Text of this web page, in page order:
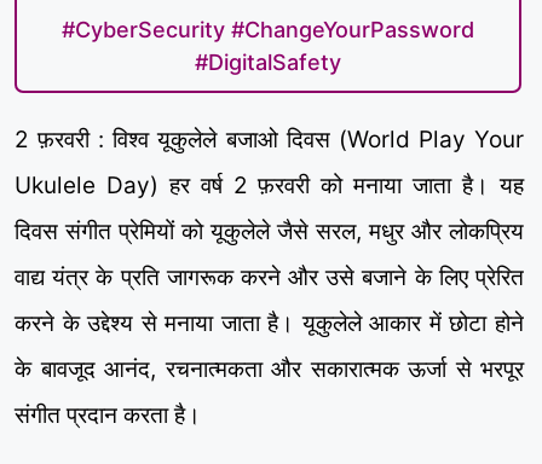
#CyberSecurity #ChangeYourPassword
#DigitalSafety
2 फ़रवरी : विश्व यूकुलेले बजाओ दिवस (World Play Your
Ukulele Day) हर वर्ष 2 फ़रवरी को मनाया जाता है। यह
दिवस संगीत प्रेमियों को यूकुलेले जैसे सरल, मधुर और लोकप्रिय
वाद्य यंत्र के प्रति जागरूक करने और उसे बजाने के लिए प्रेरित
करने के उद्देश्य से मनाया जाता है। यूकुलेले आकार में छोटा होने
के बावजूद आनंद, रचनात्मकता और सकारात्मक ऊर्जा से भरपूर
संगीत प्रदान करता है।